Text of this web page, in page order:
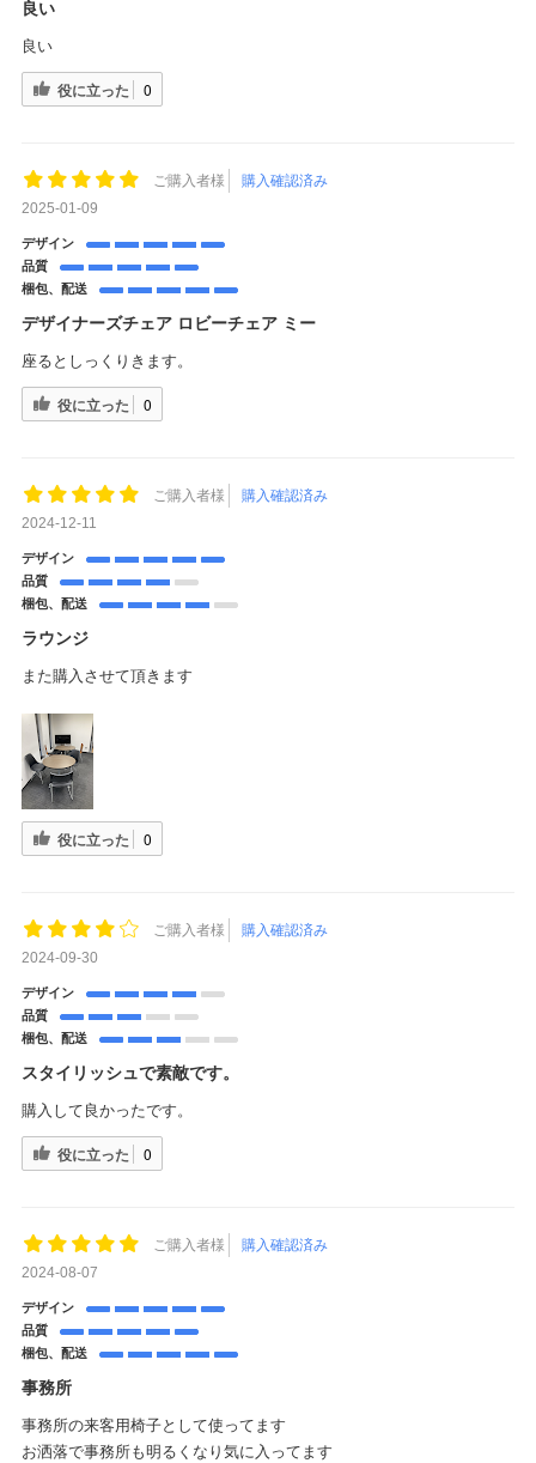
良い
良い
役に立った 0
ご購入者様
購入確認済み
2025-01-09
デザイン
品質
梱包、配送
デザイナーズチェア ロビーチェア ミー
座るとしっくりきます。
役に立った 0
ご購入者様
購入確認済み
2024-12-11
デザイン
品質
梱包、配送
ラウンジ
また購入させて頂きます
役に立った 0
ご購入者様
購入確認済み
2024-09-30
デザイン
品質
梱包、配送
スタイリッシュで素敵です。
購入して良かったです。
役に立った 0
ご購入者様
購入確認済み
2024-08-07
デザイン
品質
梱包、配送
事務所
事務所の来客用椅子として使ってます
お洒落で事務所も明るくなり気に入ってます